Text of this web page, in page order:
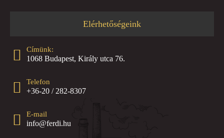
Elérhetőségeink
Címünk:
1068 Budapest, Király utca 76.
Telefon
+36-20 / 282-8307
E-mail
info@ferdi.hu